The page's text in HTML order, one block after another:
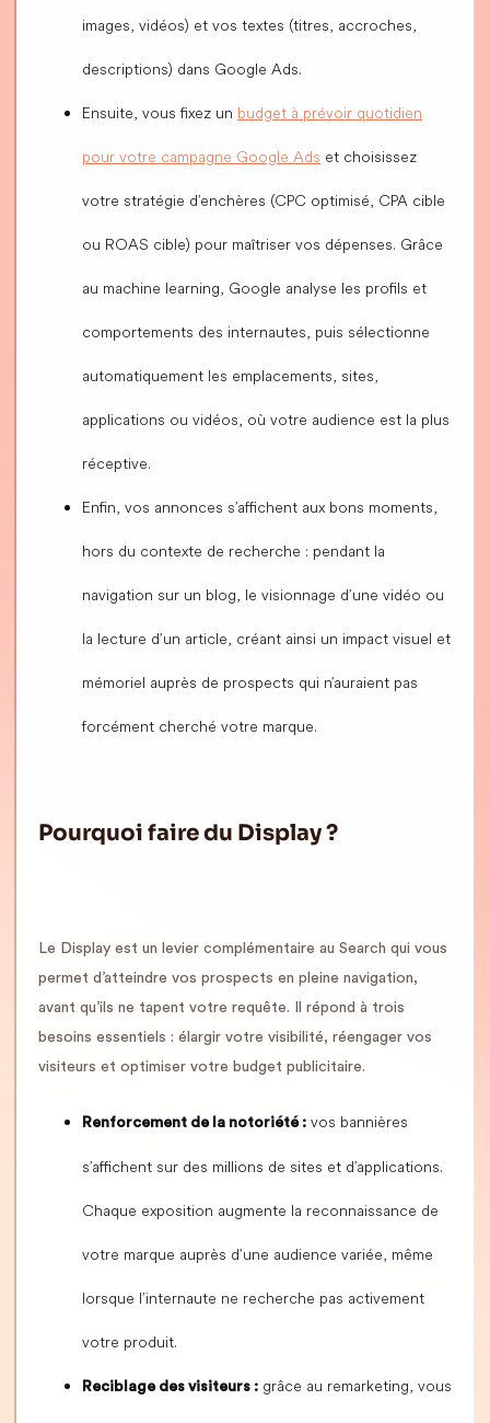
images, vidéos) et vos textes (titres, accroches,
descriptions) dans Google Ads.
Ensuite, vous fixez un budget à prévoir quotidien
pour votre campagne Google Ads et choisissez
votre stratégie d’enchères (CPC optimisé, CPA cible
ou ROAS cible) pour maîtriser vos dépenses. Grâce
au machine learning, Google analyse les profils et
comportements des internautes, puis sélectionne
automatiquement les emplacements, sites,
applications ou vidéos, où votre audience est la plus
réceptive.
Enfin, vos annonces s’affichent aux bons moments,
hors du contexte de recherche : pendant la
navigation sur un blog, le visionnage d’une vidéo ou
la lecture d’un article, créant ainsi un impact visuel et
mémoriel auprès de prospects qui n’auraient pas
forcément cherché votre marque.
Pourquoi faire du Display ?
Le Display est un levier complémentaire au Search qui vous
permet d’atteindre vos prospects en pleine navigation,
avant qu’ils ne tapent votre requête. Il répond à trois
besoins essentiels : élargir votre visibilité, réengager vos
visiteurs et optimiser votre budget publicitaire.
Renforcement de la notoriété : vos bannières
s’affichent sur des millions de sites et d’applications.
Chaque exposition augmente la reconnaissance de
votre marque auprès d’une audience variée, même
lorsque l’internaute ne recherche pas activement
votre produit.
Reciblage des visiteurs : grâce au remarketing, vous